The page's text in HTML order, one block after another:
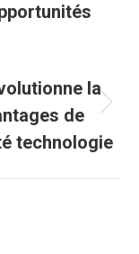
la
de
technologie